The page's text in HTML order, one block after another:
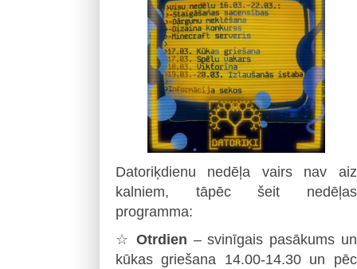
Datoriķdienu nedēļa vairs nav aiz
kalniem, tāpēc šeit nedēļas
programma:
☆Otrdien – svinīgais pasākums un
kūkas griešana 14.00-14.30 un pēc